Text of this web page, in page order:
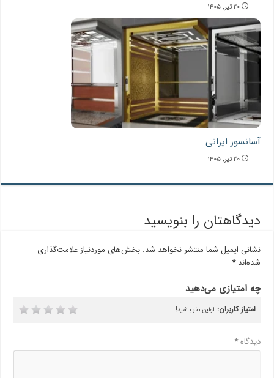
۲۰ تیر, ۱۴۰۵
آسانسور ایرانی
۲۰ تیر, ۱۴۰۵
دیدگاهتان را بنویسید
نشانی ایمیل شما منتشر نخواهد شد. بخش‌های موردنیاز علامت‌گذاری
شده‌اند*
چه امتیازی می‌دهید
امتیاز کاربران: اولین نفر باشید!
دیدگاه*